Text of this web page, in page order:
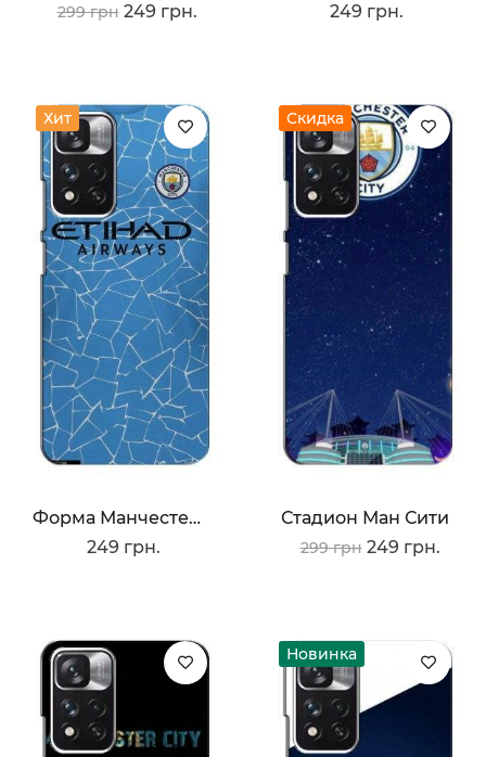
299 грн 249 грн.
249 грн.
Хит
Форма Манчестер Сити
249 грн.
Скидка
Стадион Ман Сити
299 грн 249 грн.
Новинка